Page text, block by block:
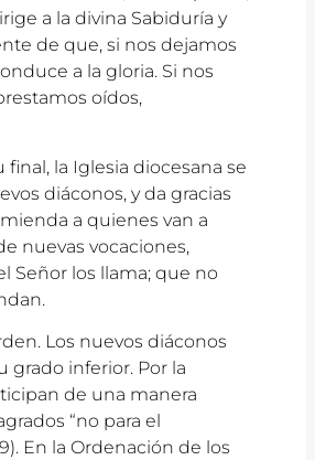
a la divina Sabiduría y
de que, si nos dejamos
a la gloria. Si nos
oídos,
la Iglesia diocesana se
diáconos, y da gracias
a quienes van a
nuevas vocaciones,
Señor los llama; que no
Los nuevos diáconos
grado inferior. Por la
de una manera
“no para el
En la Ordenación de los